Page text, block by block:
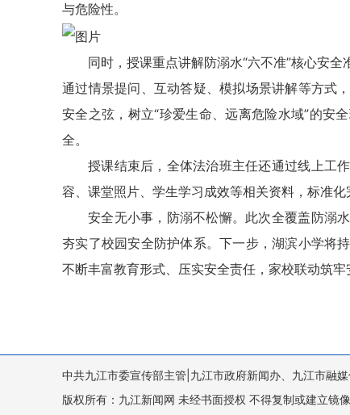
与危险性。
同时，授课重点讲解防溺水“六不准”核心安
通过情景提问、互动答疑、模拟场景讲解等方式
安全之弦，树立“珍爱生命、远离危险水域”的安
全。
授课结束后，全体法治班主任还通过线上工
容、课堂照片、学生学习成效等相关资料，标准化
安全无小事，防溺不松懈。此次全覆盖防溺
夯实了校园安全防护体系。下一步，湖滨小学将
不断丰富教育形式、压实安全责任，家校联动筑
中共九江市委宣传部主管|九江市政府新闻办、九江市融
版权所有：九江新闻网 未经书面授权 不得复制或建立镜